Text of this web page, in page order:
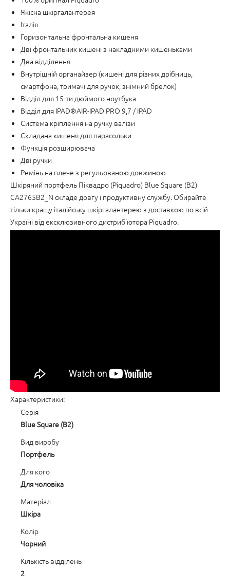
Якісна шкіргалантерея
Італія
Горизонтальна фронтальна кишеня
Дві фронтальних кишені з накладними кишеньками
Два відділення
Внутрішній органайзер (кишені для різних дрібниць,
смартфона, тримачі для ручок, знімний брелок)
Відділ для 15-ти дюймого ноутбука
Відділ для IPAD®AIR-IPAD PRO 9,7 / IPAD
Система кріплення на ручку валізи
Складана кишеня для парасольки
Функція розширювача
Дві ручки
Ремінь на плече з регульованою довжиною
Шкіряний портфель Піквадро (Piquadro) Blue Square (B2)
CA2765B2_N складе довгу і продуктивну службу. Обирайте
тільки кращу італійську шкіргалантерею з доставкою по всій
Україні від ексклюзивного дистриб'ютора Piquadro.
Характеристики:
Серія
Blue Square (B2)
Вид виробу
Портфель
Для кого
Для чоловіка
Матеріал
Шкіра
Колір
Чорний
Кількість відділень
2